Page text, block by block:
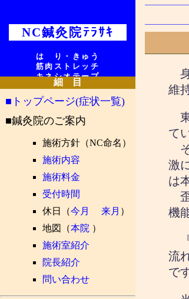
維
て
激
は
機
流
で
NC鍼灸院ﾃﾗｻｷ
は り・きゅう
筋肉ストレッチ
キネシオテープ
細 目
■トップページ(症状一覧)
■鍼灸院のご案内
施術方針（NC命名）
施術内容
施術料金
受付時間
休日（今月 来月 ）
地図（本院 ）
施術室紹介
院長紹介
問い合わせ